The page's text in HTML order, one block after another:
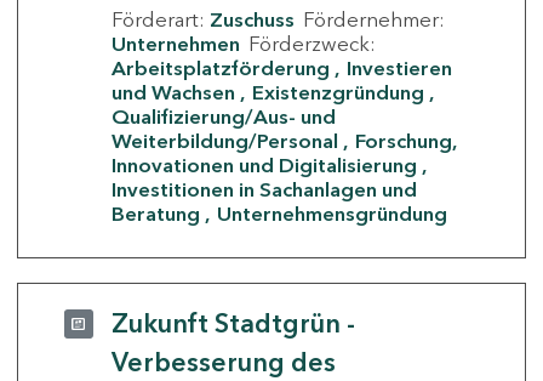
Förderart: Zuschuss Fördernehmer:
Unternehmen Förderzweck:
Arbeitsplatzförderung
Investieren
und Wachsen
Existenzgründung
Qualifizierung/Aus- und
Weiterbildung/Personal
Forschung,
Innovationen und Digitalisierung
Investitionen in Sachanlagen und
Beratung
Unternehmensgründung
Zukunft Stadtgrün -
Verbesserung des